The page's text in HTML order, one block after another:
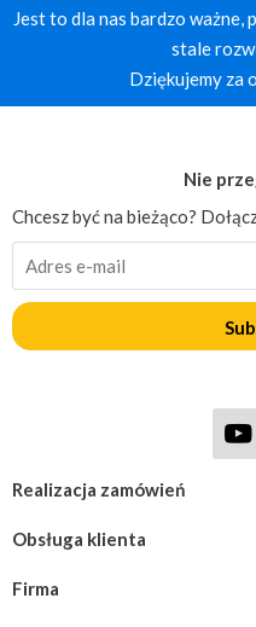
Jest to dla nas bardzo ważne,
stale
Dziękujemy za
Firma
Obsługa klienta
Realizacja zamówień
Nie
Chcesz być na bieżąco?